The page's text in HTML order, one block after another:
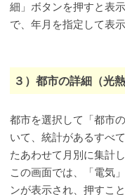
細」ボタンを押すと表
で、年月を指定して表
３）都市の詳細（光
都市を選択して「都市
いて、統計があるすべ
たあわせて月別に集計
この画面では、「電気
ンが表示され、押すこ